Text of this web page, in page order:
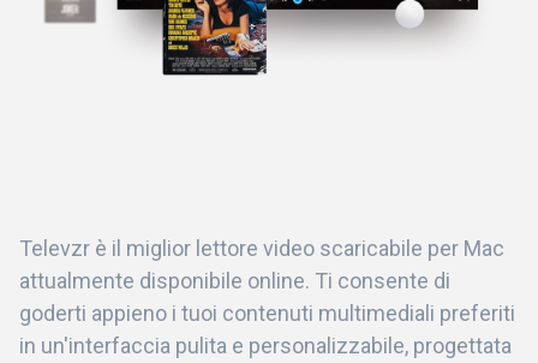
Televzr è il miglior lettore video scaricabile per Mac
attualmente disponibile online. Ti consente di
goderti appieno i tuoi contenuti multimediali preferiti
in un'interfaccia pulita e personalizzabile, progettata